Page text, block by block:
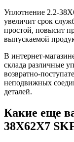
Уплотнение 2.2-
увеличит срок
простой, повысит
выпускаемой
В интернет-
склада различные
возвратно-
неподвижных
деталей.
Какие еще
38X62X7